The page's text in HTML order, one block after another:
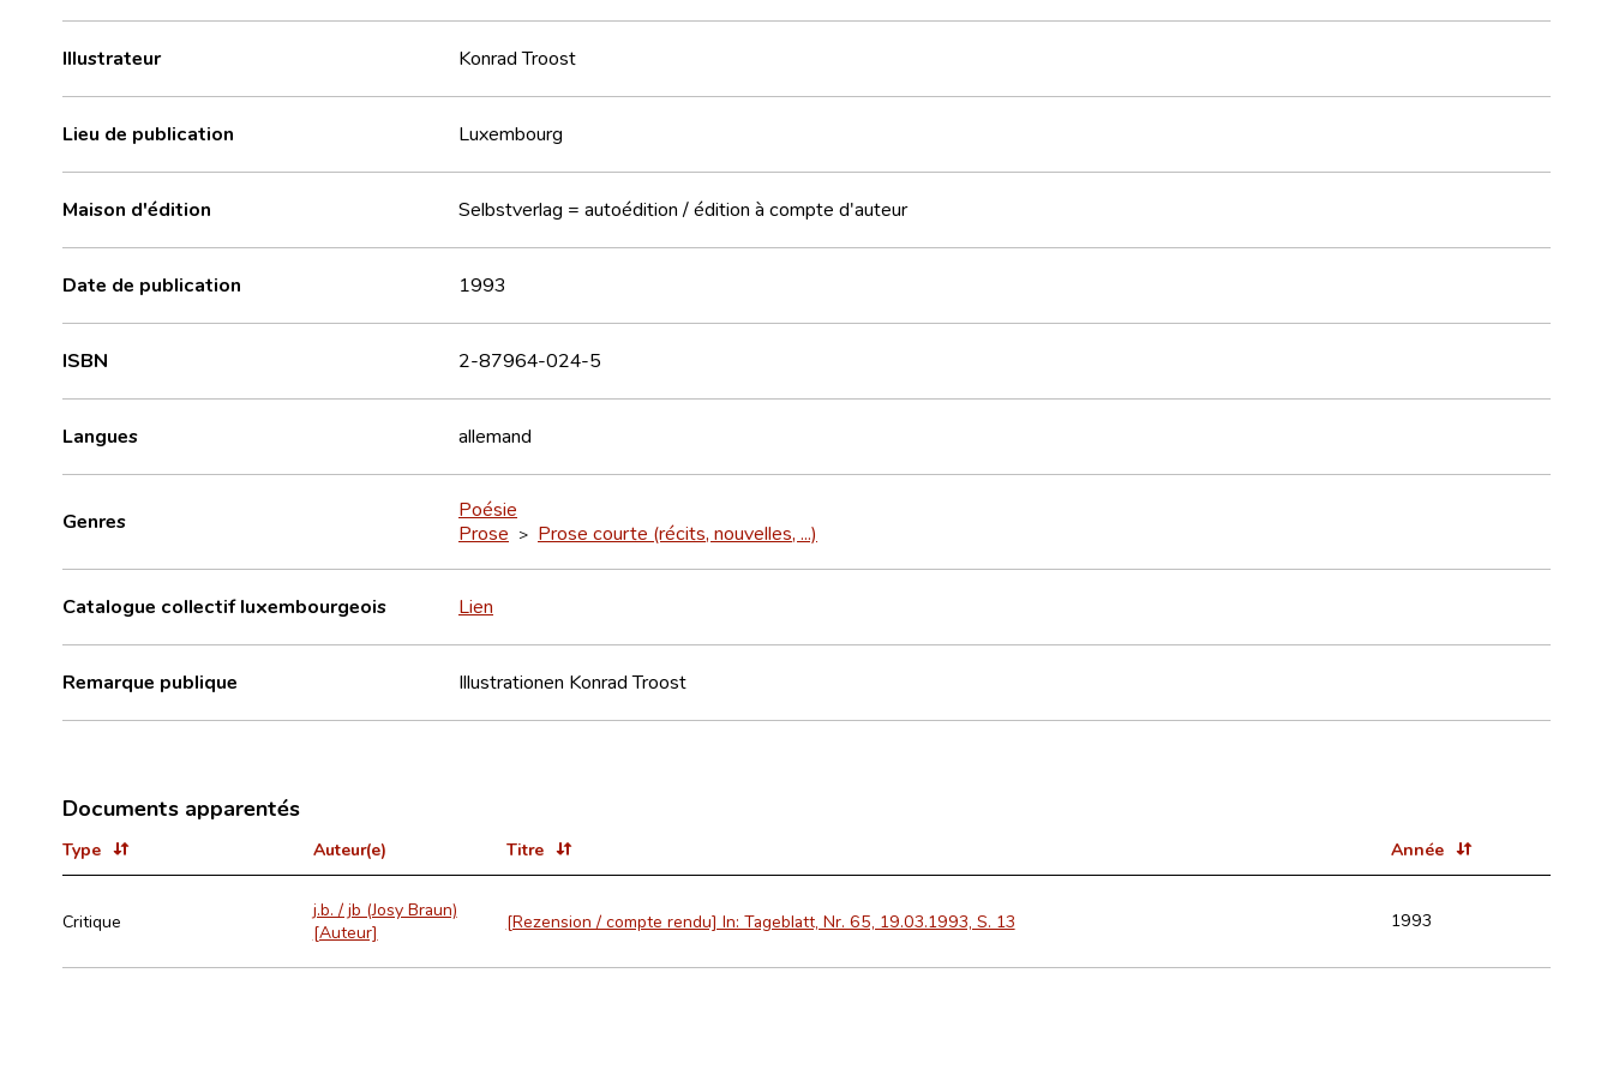
Illustrateur Konrad Troost
Lieu de publication Luxembourg
Maison d'édition Selbstverlag = autoédition / édition à compte d'auteur
Date de publication 1993
ISBN 2-87964-024-5
Langues allemand
Genres
Poésie
Prose > Prose courte (récits, nouvelles, ...)
Catalogue collectif luxembourgeois Lien
Remarque publique Illustrationen Konrad Troost
Documents apparentés
Type Auteur(e) Titre Année
Critique
j.b. / jb (Josy Braun)
[Auteur]
[Rezension / compte rendu] In: Tageblatt, Nr. 65, 19.03.1993, S. 13 1993